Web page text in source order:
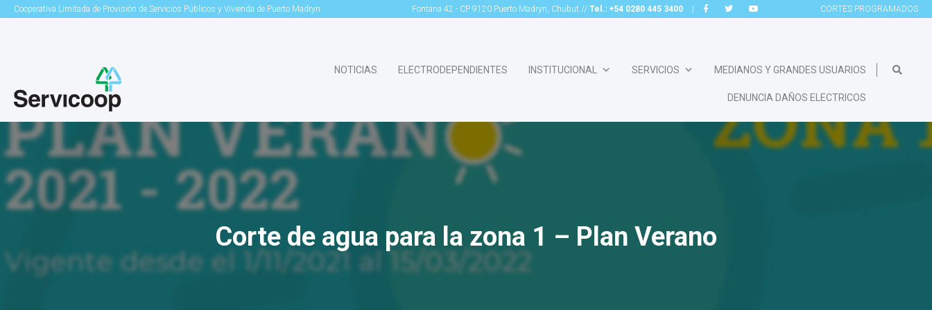
Cooperativa Limitada de Provisión de Servicios Públicos y Vivienda de Puerto Madryn Fontana 42 - CP 9120 Puerto Madryn, Chubut // Tel.: +54 0280 445 3400 CORTES PROGRAMADOS
NOTICIAS ELECTRODEPENDIENTES INSTITUCIONAL SERVICIOS MEDIANOS Y GRANDES USUARIOS
DENUNCIA DAÑOS ELECTRICOS
Corte de agua para la zona 1 – Plan Verano